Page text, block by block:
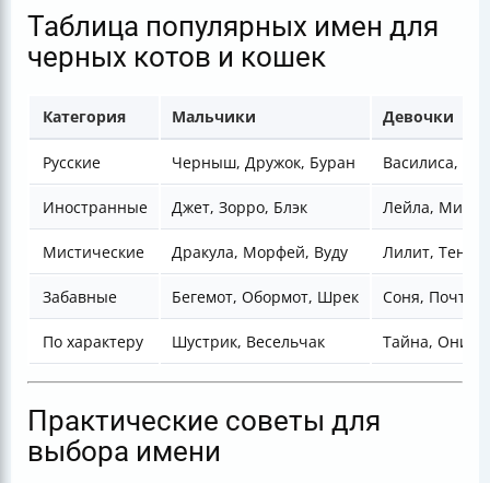
Таблица популярных имен для
черных котов и кошек
Категория Мальчики Девочки
Русские Черныш, Дружок, Буран Василиса,
Иностранные Джет, Зорро, Блэк Лейла,
Мистические Дракула, Морфей, Вуду Лилит, Тень,
Забавные Бегемот, Обормот, Шрек Соня,
По характеру Шустрик, Весельчак Тайна,
Практические советы для
выбора имени